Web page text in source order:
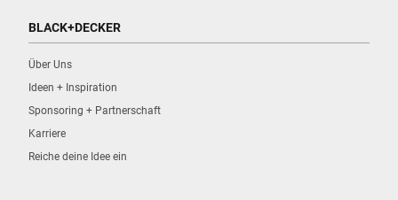
BLACK+DECKER
Über Uns
Ideen + Inspiration
Sponsoring + Partnerschaft
Karriere
Reiche deine Idee ein